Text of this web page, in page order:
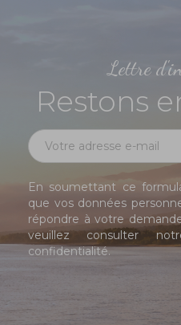
Lettre
Restons
En soumettant ce
que vos données
répondre à votre
veuillez consulter
confidentialité.